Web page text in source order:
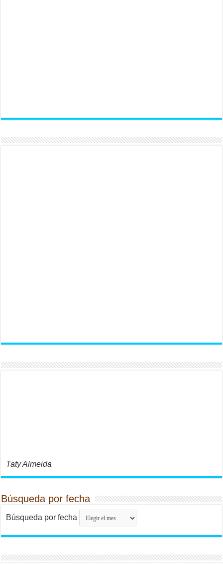
Taty Almeida
Búsqueda por fecha
Búsqueda por fecha